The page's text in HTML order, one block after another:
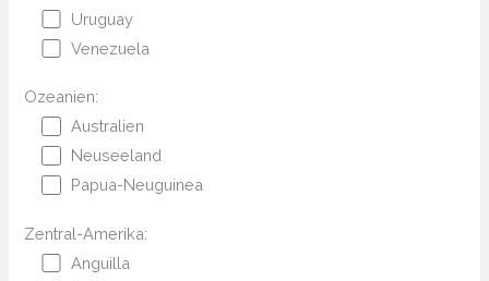
Uruguay
Venezuela
Ozeanien:
Australien
Neuseeland
Papua-Neuguinea
Zentral-Amerika:
Anguilla